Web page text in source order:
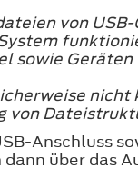
von
Anschluss
über das